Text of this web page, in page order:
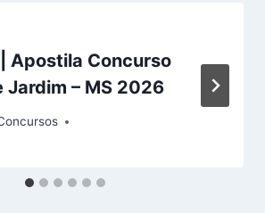
Apostila Concurso
Jardim – MS 2026